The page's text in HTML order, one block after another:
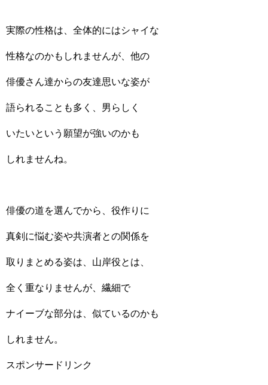
実際の性格は、全体的にはシャイな
性格なのかもしれませんが、他の
俳優さん達からの友達思いな姿が
語られることも多く、男らしく
いたいという願望が強いのかも
しれませんね。
俳優の道を選んでから、役作りに
真剣に悩む姿や共演者との関係を
取りまとめる姿は、山岸役とは、
全く重なりませんが、繊細で
ナイーブな部分は、似ているのかも
しれません。
スポンサードリンク